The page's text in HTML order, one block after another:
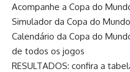
Acompanhe a Copa do
Simulador da Copa do
Calendário da Copa do
de todos os jogos
RESULTADOS: confira a